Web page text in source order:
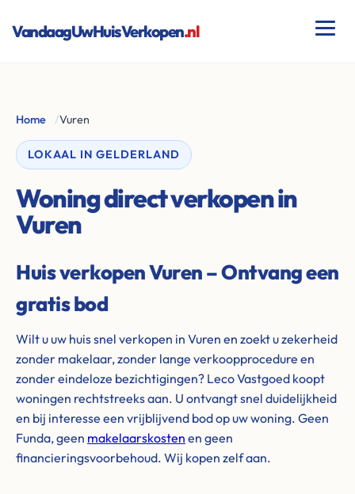
VandaagUwHuisVerkopen.nl
Home /Vuren
LOKAAL IN GELDERLAND
Woning direct verkopen in
Vuren
Huis verkopen Vuren – Ontvang een
gratis bod
Wilt u uw huis snel verkopen in Vuren en zoekt u zekerheid
zonder makelaar, zonder lange verkoopprocedure en
zonder eindeloze bezichtigingen? Leco Vastgoed koopt
woningen rechtstreeks aan. U ontvangt snel duidelijkheid
en bij interesse een vrijblijvend bod op uw woning. Geen
Funda, geen makelaarskosten en geen
financieringsvoorbehoud. Wij kopen zelf aan.